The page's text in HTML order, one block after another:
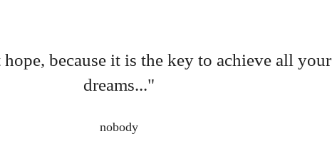
because it is the key to achieve all your
dreams..."
nobody